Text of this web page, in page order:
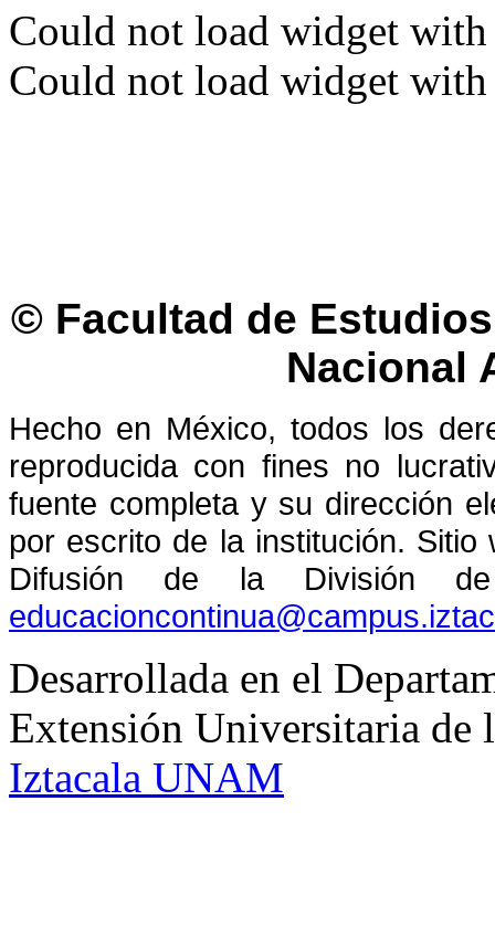
Could not load widget
Could not load widget
© Facultad de
Nacional
Hecho en México, todos los
reproducida con fines no
fuente completa y su dirección
por escrito de la institución.
Difusión de la División
Desarrollada en el
Extensión Universitaria
Iztacala UNAM